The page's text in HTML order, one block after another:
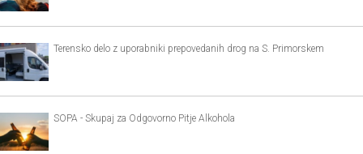
Terensko delo z uporabniki prepovedanih drog na S. Primorskem
SOPA - Skupaj za Odgovorno Pitje Alkohola